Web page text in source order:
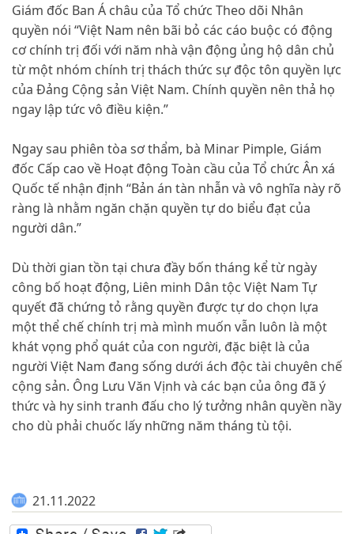
Giám đốc Ban Á châu của Tổ chức Theo dõi Nhân
quyền nói “Việt Nam nên bãi bỏ các cáo buộc có động
cơ chính trị đối với năm nhà vận động ủng hộ dân chủ
từ một nhóm chính trị thách thức sự độc tôn quyền lực
của Đảng Cộng sản Việt Nam. Chính quyền nên thả họ
ngay lập tức vô điều kiện.”
Ngay sau phiên tòa sơ thẩm, bà Minar Pimple, Giám
đốc Cấp cao về Hoạt động Toàn cầu của Tổ chức Ân xá
Quốc tế nhận định “Bản án tàn nhẫn và vô nghĩa này rõ
ràng là nhằm ngăn chặn quyền tự do biểu đạt của
người dân.”
Dù thời gian tồn tại chưa đầy bốn tháng kể từ ngày
công bố hoạt động, Liên minh Dân tộc Việt Nam Tự
quyết đã chứng tỏ rằng quyền được tự do chọn lựa
một thể chế chính trị mà mình muốn vẫn luôn là một
khát vọng phổ quát của con người, đặc biệt là của
người Việt Nam đang sống dưới ách độc tài chuyên chế
cộng sản. Ông Lưu Văn Vịnh và các bạn của ông đã ý
thức và hy sinh tranh đấu cho lý tưởng nhân quyền nầy
cho dù phải chuốc lấy những năm tháng tù tội.
21.11.2022